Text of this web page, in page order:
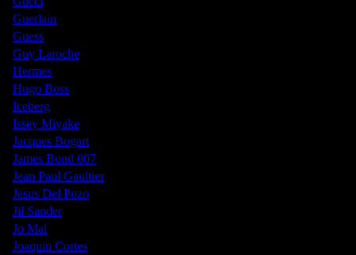
Guerlain
Guess
Guy Laroche
Hermes
Hugo Boss
Iceberg
Issey Miyake
Jacques Bogart
James Bond 007
Jean Paul Gaultier
Jesus Del Pozo
Jil Sander
Jo Mal
Joaquin Cortes